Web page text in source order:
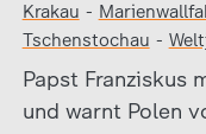
Krakau -
Tschenstochau -
Papst Franziskus
und warnt Polen